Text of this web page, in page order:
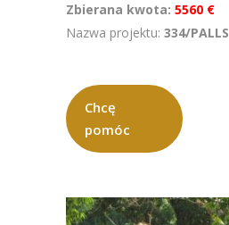
Zbierana kwota: 5560 €
Nazwa projektu: 334/PALLS
Chcę
pomóc